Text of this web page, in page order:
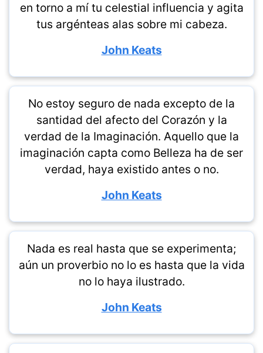
en torno a mí tu celestial influencia y agita
tus argénteas alas sobre mi cabeza.
John Keats
No estoy seguro de nada excepto de la
santidad del afecto del Corazón y la
verdad de la Imaginación. Aquello que la
imaginación capta como Belleza ha de ser
verdad, haya existido antes o no.
John Keats
Nada es real hasta que se experimenta;
aún un proverbio no lo es hasta que la vida
no lo haya ilustrado.
John Keats